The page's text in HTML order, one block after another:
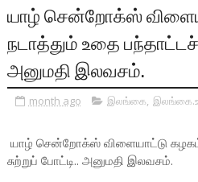
யாழ் சென்றோக்ஸ்
நடாத்தும் உதை பந்தாட்டச்
அனுமதி இலவசம்.
month ago இலங்கை,
யாழ் சென்றோக்ஸ் விளையாட்டு
சுற்றுப் போட்டி.. அனுமதி இலவசம்.